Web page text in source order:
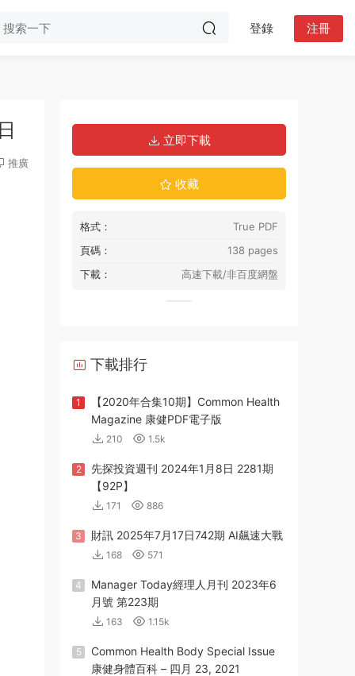
登錄 注冊
推廣
立即下載
收藏
格式：
True PDF
頁碼：
138 pages
下載：
高速下載/非百度網盤
下載排行
1
【2020年合集10期】Common Health
Magazine 康健PDF電子版
210 1.5k
2
先探投資週刊 2024年1月8日 2281期
【92P】
171 886
3 財訊 2025年7月17日742期 AI飆速大戰
168 571
4
Manager Today經理人月刊 2023年6
月號 第223期
163 1.15k
5
Common Health Body Special Issue
康健身體百科 – 四月 23, 2021